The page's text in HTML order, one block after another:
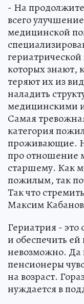
- На
всего
медицинской
которых знают,
теряют их из
наладить
медицинскими
Самая
категория
проживающие.
про отношение
старшему. Как
пожилым, так
Так что
Максим
Гериатрия -
и обеспечить
невозможно. Да
пенсионеры
на возраст.
нуждается в